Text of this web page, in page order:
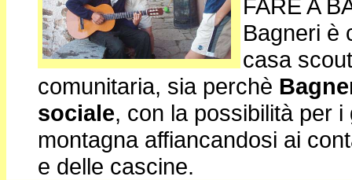
FARE A
Bagneri è
casa
comunitaria, sia perchè
sociale, con la possibilità per
montagna affiancandosi ai
e delle cascine.